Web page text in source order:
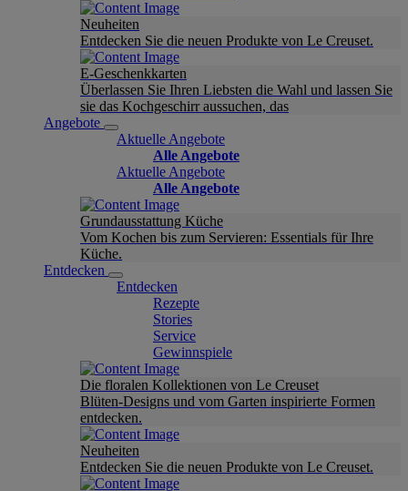
Neuheiten
Entdecken Sie die neuen Produkte von Le Creuset.
E-Geschenkkarten
Überlassen Sie Ihren Liebsten die Wahl und lassen Sie
sie das Kochgeschirr aussuchen, das
Angebote
Aktuelle Angebote
Alle Angebote
Aktuelle Angebote
Alle Angebote
Grundausstattung Küche
Vom Kochen bis zum Servieren: Essentials für Ihre
Küche.
Entdecken
Entdecken
Rezepte
Stories
Service
Gewinnspiele
Die floralen Kollektionen von Le Creuset
Blüten-Designs und vom Garten inspirierte Formen
entdecken.
Neuheiten
Entdecken Sie die neuen Produkte von Le Creuset.